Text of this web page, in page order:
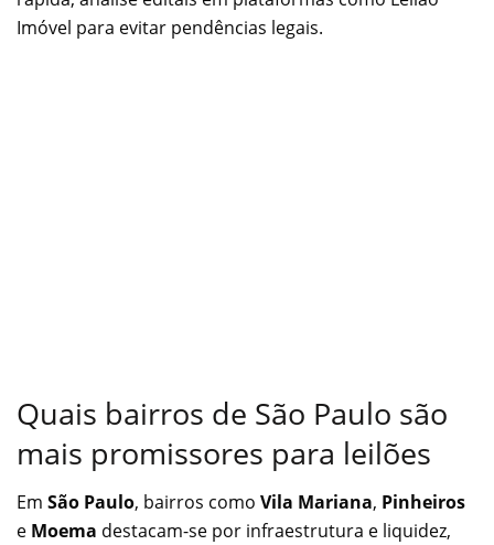
Imóvel para evitar pendências legais.
Quais bairros de São Paulo são
mais promissores para leilões
Em São Paulo, bairros como Vila Mariana, Pinheiros
e Moema destacam-se por infraestrutura e liquidez,